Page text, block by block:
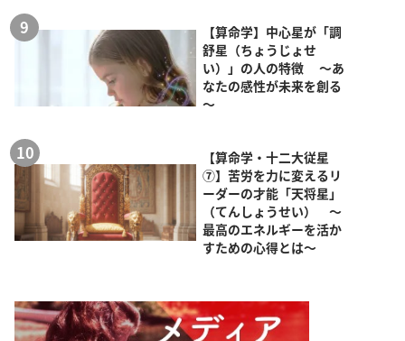
【算命学】中心星が「調
舒星（ちょうじょせ
い）」の人の特徴 ～あ
なたの感性が未来を創る
～
【算命学・十二大従星
⑦】苦労を力に変えるリ
ーダーの才能「天将星」
（てんしょうせい） ～
最高のエネルギーを活か
すための心得とは～